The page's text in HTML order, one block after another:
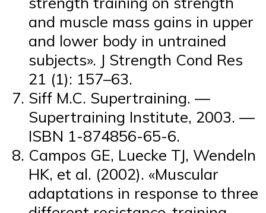
and muscle mass gains in upper
and lower body in untrained
subjects». J Strength Cond Res
21 (1): 157–63.
Siff M.C. Supertraining. —
Supertraining Institute, 2003. —
ISBN 1-874856-65-6.
Campos GE, Luecke TJ, Wendeln
HK, et al. (2002). «Muscular
adaptations in response to three